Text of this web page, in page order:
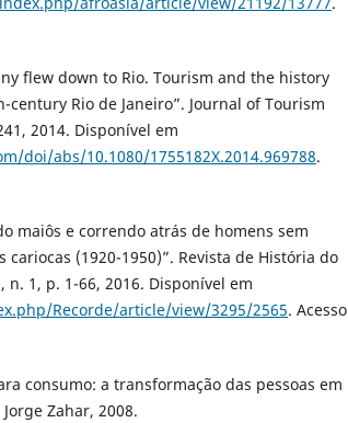
flew down to Rio. Tourism and the history
Rio de Janeiro”. Journal of Tourism
2014. Disponível em
doi/abs/10.1080/1755182X.2014.969788.
maiôs e correndo atrás de homens sem
cariocas (1920-1950)”. Revista de História do
n. 1, p. 1-66, 2016. Disponível em
Recorde/article/view/3295/2565. Acesso
consumo: a transformação das pessoas em
Zahar, 2008.